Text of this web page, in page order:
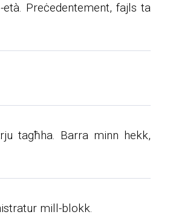
Preċedentement, fajls ta
tagħha. Barra minn hekk,
mill-blokk.